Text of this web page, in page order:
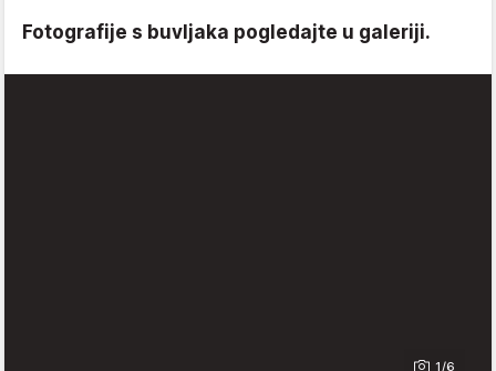
Fotografije s buvljaka pogledajte u galeriji.
1/6